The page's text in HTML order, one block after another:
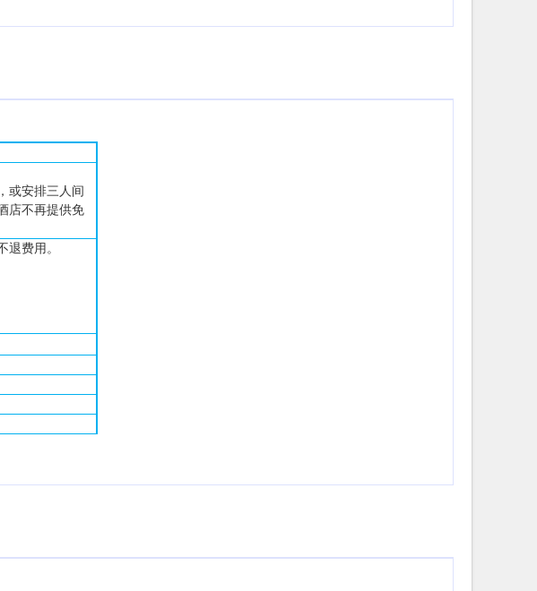
或安排三人间
店不再提供免
退费用。